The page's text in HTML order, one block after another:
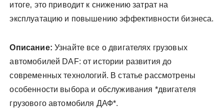
итоге‚ это приводит к снижению затрат на
эксплуатацию и повышению эффективности бизнеса.
Описание: Узнайте все о двигателях грузовых
автомобилей DAF: от истории развития до
современных технологий. В статье рассмотрены
особенности выбора и обслуживания *двигателя
грузового автомобиля ДАФ*.